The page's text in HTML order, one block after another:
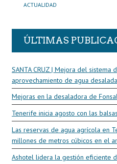
ACTUALIDAD
ÚLTIMAS
SANTA CRUZ | Mejora del sistema
aprovechamiento de agua desalada
Mejoras en la desaladora de
Tenerife inicia agosto con las
Las reservas de agua agrícola en
millones de metros cúbicos en el
Ashotel lidera la gestión eficiente